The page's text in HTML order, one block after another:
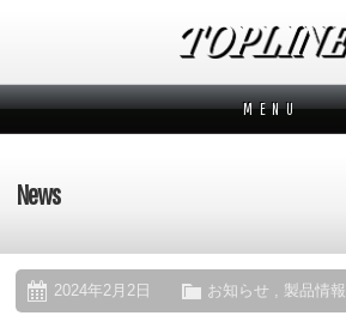
M E N U
ブランドから探す
News
2024年2月2日 お知らせ , 製品情報